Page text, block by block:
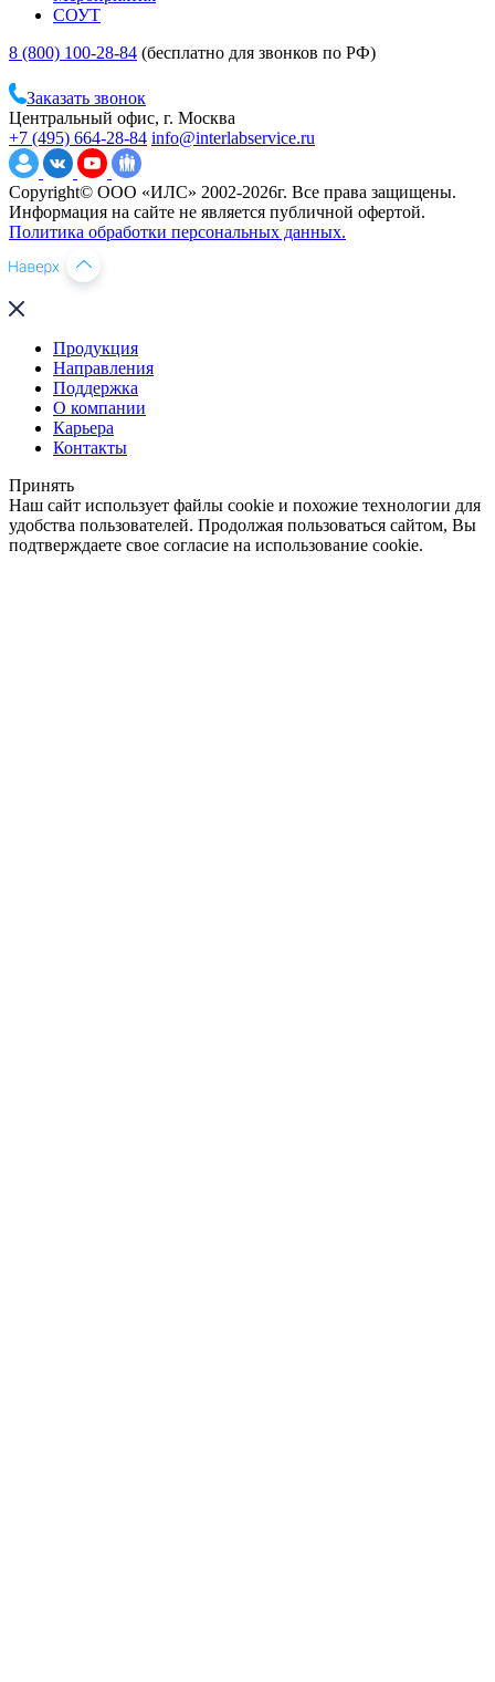
СОУТ
8 (800) 100-28-84 (бесплатно для звонков по РФ)
Заказать звонок
Центральный офис, г. Москва
+7 (495) 664-28-84 info@interlabservice.ru
Copyright© ООО «ИЛС» 2002-2026г. Все права защищены.
Информация на сайте не является публичной офертой.
Политика обработки персональных данных.
Продукция
Направления
Поддержка
О компании
Карьера
Контакты
Принять
Наш сайт использует файлы cookie и похожие технологии для
удобства пользователей. Продолжая пользоваться сайтом, Вы
подтверждаете свое согласие на использование cookie.